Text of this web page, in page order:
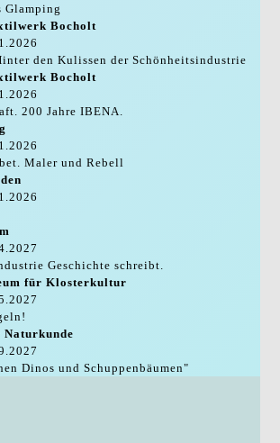
Glamping
Bocholt
den Kulissen der Schönheitsindustrie
Bocholt
200 Jahre IBENA.
Maler und Rebell
Geschichte schreibt.
für Klosterkultur
Dinos und Schuppenbäumen"